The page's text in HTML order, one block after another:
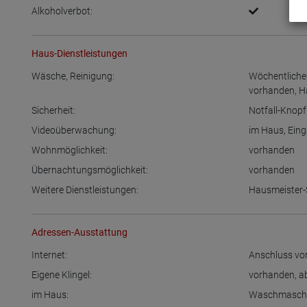
Alkoholverbot:
Haus-Dienstleistungen
Wäsche, Reinigung:
vorhanden,
Sicherheit:
Notfall-
Videoüberwachung:
im Haus,
Wohnmöglichkeit:
vorhanden
Übernachtungsmöglichkeit:
vorhanden
Weitere Dienstleistungen:
Adressen-Ausstattung
Internet: Anschluss
Eigene Klingel:
vorhanden,
im Haus: